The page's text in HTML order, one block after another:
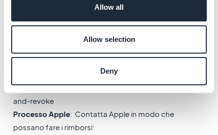
Allow all
Allow selection
Deny
dell'abbonamento per cui hanno pagato.
Questo viene gestito direttamente dagli store:
developer/answer/2741495#zippy=%2Crefund-
subscriptions-including-refund-and-
revoke%2Crefund-subscriptions-including-refund-
and-revoke
Processo Apple: Contatta Apple in modo che
possano fare i rimborsi: